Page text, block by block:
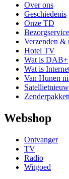
Over ons
Geschiedenis
Onze TD
Bezorgservice
Verzenden &
Hotel TV
Wat is DAB+
Wat is
Van Hunen
Webshop
Ontvanger
TV
Radio
Witgoed